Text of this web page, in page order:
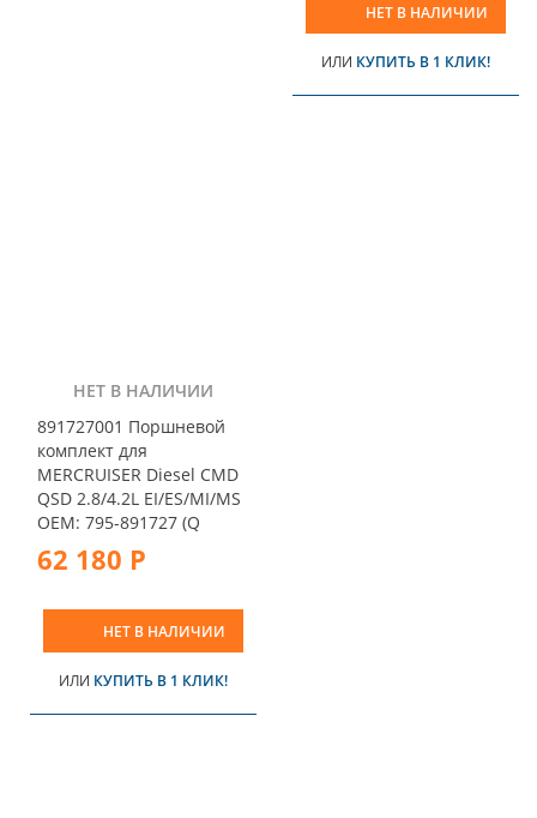
НЕТ В НАЛИЧИИ
ИЛИ КУПИТЬ В 1 КЛИК!
НЕТ В НАЛИЧИИ
891727001 Поршневой
комплект для
MERCRUISER Diesel CMD
QSD 2.8/4.2L EI/ES/MI/MS
OEM: 795-891727 (Q
62 180 Р
НЕТ В НАЛИЧИИ
ИЛИ КУПИТЬ В 1 КЛИК!